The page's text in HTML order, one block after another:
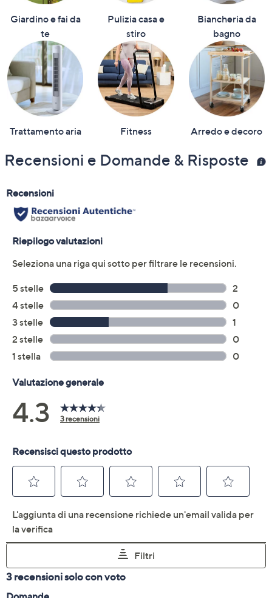
Giardino e fai da
te
Pulizia casa e
stiro
Biancheria da
bagno
Trattamento aria Fitness Arredo e decoro
Recensioni e Domande & Risposte